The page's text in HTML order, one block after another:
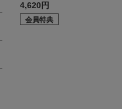
4,620円
会員特典